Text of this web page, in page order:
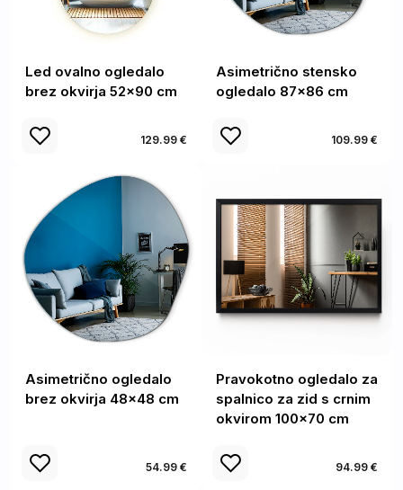
Led ovalno ogledalo
brez okvirja 52x90 cm
129.99 €
Asimetrično stensko
ogledalo 87x86 cm
109.99 €
Asimetrično ogledalo
brez okvirja 48x48 cm
54.99 €
Pravokotno ogledalo za
spalnico za zid s crnim
okvirom 100x70 cm
94.99 €